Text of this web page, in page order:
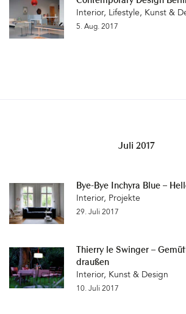
Interior, Lifestyle, Kunst &
5. Aug. 2017
Juli 2017
Bye-Bye Inchyra Blue –
Interior, Projekte
29. Juli 2017
Thierry le Swinger –
draußen
Interior, Kunst & Design
10. Juli 2017